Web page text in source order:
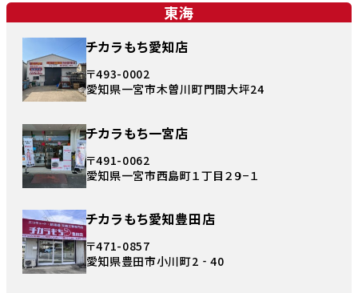
東海
チカラもち愛知店
〒493-0002
愛知県一宮市木曽川町門間大坪24
チカラもち一宮店
〒491-0062
愛知県一宮市西島町１丁目２９−１
チカラもち愛知豊田店
〒471-0857
愛知県豊田市小川町2‐40